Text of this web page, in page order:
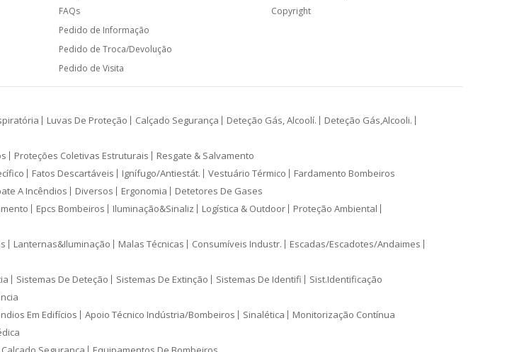
FAQs
Pedido de Informação
Pedido de Troca/Devolução
Pedido de Visita
Copyright
Luvas De Proteção Calçado Segurança Deteção Gás, Alcoolí.
Deteção Gás,Alcooli.
Proteções Coletivas Estruturais Resgate & Salvamento
Fatos Descartáveis Ignífugo/Antiestát. Vestuário Térmico Fardamento Bombeiros
A Incêndios Diversos Ergonomia Detetores De Gases
Epcs Bombeiros Iluminação&Sinaliz Logística & Outdoor
Proteção Ambiental
Lanternas&Iluminação Malas Técnicas Consumíveis Industr.
Escadas/Escadotes/Andaimes
Sistemas De Deteção Sistemas De Extinção Sistemas De Identifi Sist.Identificação
Em Edifícios Apoio Técnico Indústria/Bombeiros Sinalética Monitorização Contínua